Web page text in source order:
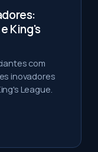
King's
com
inovadores
League.